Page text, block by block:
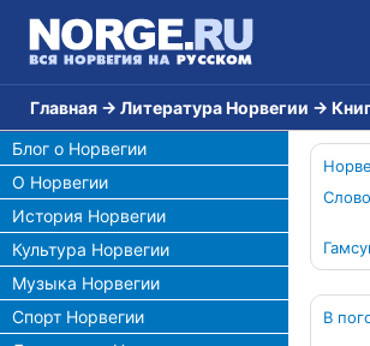
Главная → Литература Норвегии →
Блог о Норвегии
О Норвегии
История Норвегии
Культура Норвегии
Музыка Норвегии
Спорт Норвегии
В